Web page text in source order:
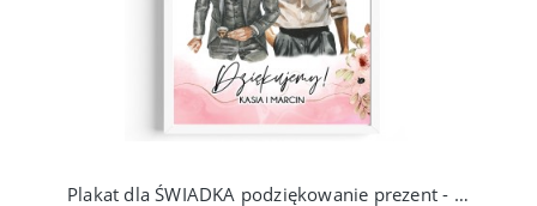
Plakat dla ŚWIADKA podziękowanie prezent - wzór PS5